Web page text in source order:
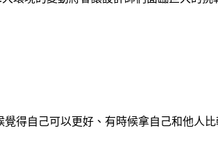
得自己可以更好、有時候拿自己和他人